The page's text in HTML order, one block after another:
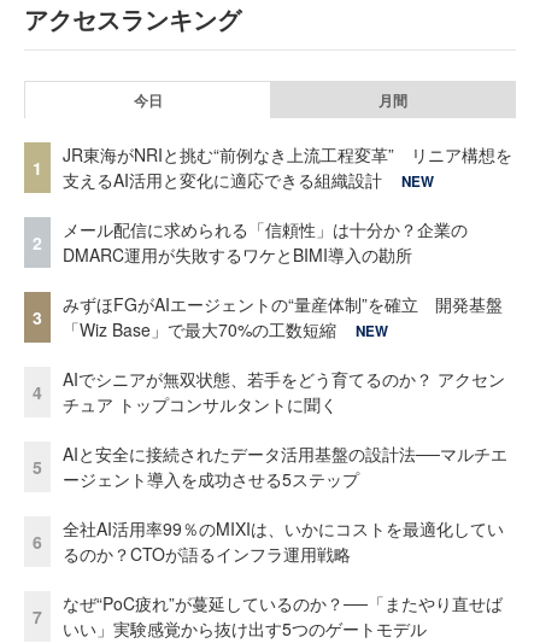
アクセスランキング
今日 月間
1
JR東海がNRIと挑む“前例なき上流工程変革” リニア構想を
支えるAI活用と変化に適応できる組織設計
NEW
2
メール配信に求められる「信頼性」は十分か？企業の
DMARC運用が失敗するワケとBIMI導入の勘所
3
みずほFGがAIエージェントの“量産体制”を確立 開発基盤
「Wiz Base」で最大70%の工数短縮
NEW
4
AIでシニアが無双状態、若手をどう育てるのか？ アクセン
チュア トップコンサルタントに聞く
5
AIと安全に接続されたデータ活用基盤の設計法──マルチエ
ージェント導入を成功させる5ステップ
6
全社AI活用率99％のMIXIは、いかにコストを最適化してい
るのか？CTOが語るインフラ運用戦略
7
なぜ“PoC疲れ”が蔓延しているのか？──「またやり直せば
いい」実験感覚から抜け出す5つのゲートモデル